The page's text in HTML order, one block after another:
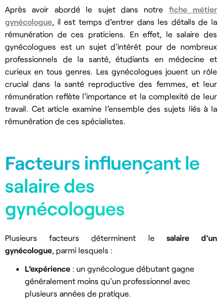
Après avoir abordé le sujet dans notre fiche métier
gynécologue , il est temps d’entrer dans les détails de la
rémunération de ces praticiens. En effet, le salaire des
gynécologues est un sujet d'intérêt pour de nombreux
professionnels de la santé, étudiants en médecine et
curieux en tous genres. Les gynécologues jouent un rôle
crucial dans la santé reproductive des femmes, et leur
rémunération reflète l'importance et la complexité de leur
travail. Cet article examine l’ensemble des sujets liés à la
rémunération de ces spécialistes.
Facteurs influençant le
salaire des
gynécologues
Plusieurs facteurs déterminent le salaire d'un
gynécologue , parmi lesquels :
L’expérience : un gynécologue débutant gagne
généralement moins qu'un professionnel avec
plusieurs années de pratique.